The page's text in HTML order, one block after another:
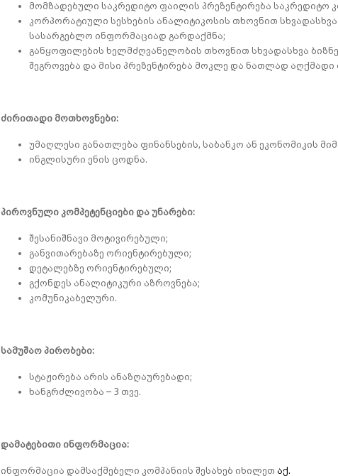
მომზადებული საკრედიტო ფაილის პრეზენტირება საკრედიტო
კორპორატიული სესხების ანალიტიკოსის თხოვნით
სასარგებლო ინფორმაციად გარდაქმნა;
განყოფილების ხელმძღვანელობის თხოვნით სხვადასხვა
შეგროვება და მისი პრეზენტირება მოკლე და ნათლად
ძირითადი მოთხოვნები:
უმაღლესი განათლება ფინანსების, საბანკო ან ეკონომიკის
ინგლისური ენის ცოდნა.
პიროვნული კომპეტენციები და უნარები:
შესანიშნავი მოტივირებული;
განვითარებაზე ორიენტირებული;
დეტალებზე ორიენტირებული;
გქონდეს ანალიტიკური აზროვნება;
კომუნიკაბელური.
სამუშაო პირობები:
სტაჟირება არის ანაზღაურებადი;
ხანგრძლივობა – 3 თვე.
დამატებითი ინფორმაცია:
ინფორმაცია დამსაქმებელი კომპანიის შესახებ იხილეთ აქ.